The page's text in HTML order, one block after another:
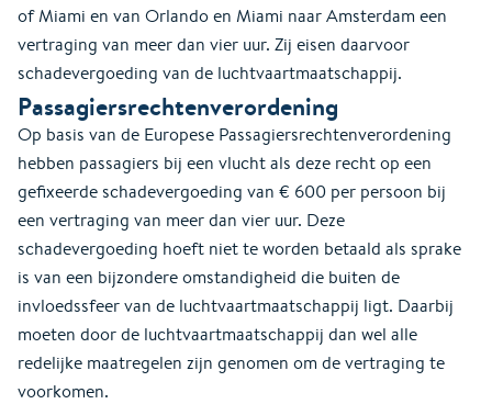
of Miami en van Orlando en Miami naar Amsterdam een
vertraging van meer dan vier uur. Zij eisen daarvoor
schadevergoeding van de luchtvaartmaatschappij.
Passagiersrechtenverordening
Op basis van de Europese Passagiersrechtenverordening
hebben passagiers bij een vlucht als deze recht op een
gefixeerde schadevergoeding van € 600 per persoon bij
een vertraging van meer dan vier uur. Deze
schadevergoeding hoeft niet te worden betaald als sprake
is van een bijzondere omstandigheid die buiten de
invloedssfeer van de luchtvaartmaatschappij ligt. Daarbij
moeten door de luchtvaartmaatschappij dan wel alle
redelijke maatregelen zijn genomen om de vertraging te
voorkomen.